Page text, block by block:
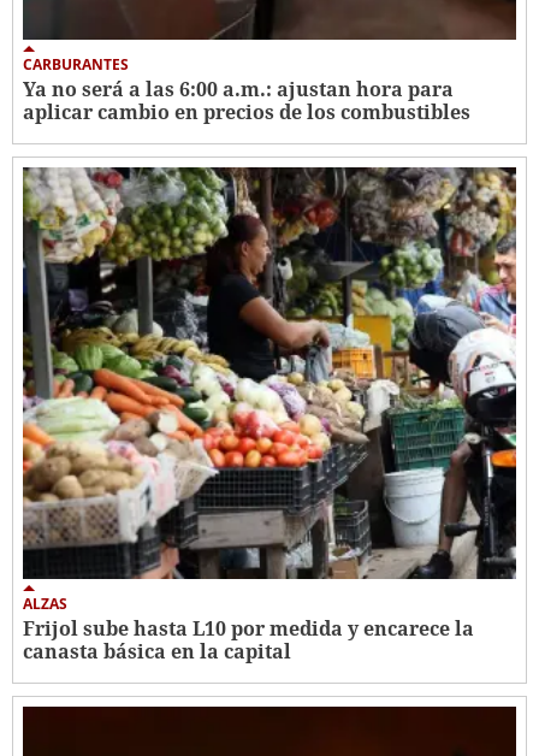
CARBURANTES
Ya no será a las 6:00 a.m.: ajustan hora para
aplicar cambio en precios de los combustibles
ALZAS
Frijol sube hasta L10 por medida y encarece la
canasta básica en la capital